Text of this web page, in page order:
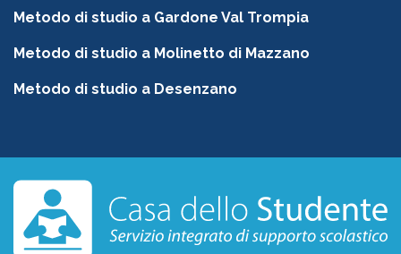
Metodo di studio a Gardone Val Trompia
Metodo di studio a Molinetto di Mazzano
Metodo di studio a Desenzano